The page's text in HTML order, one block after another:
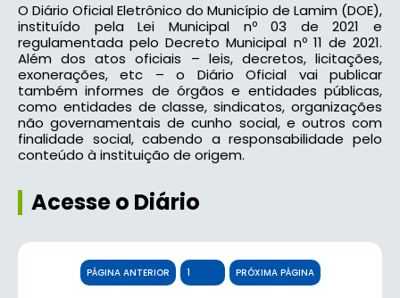
O Diário Oficial Eletrônico do Município de Lamim (DOE),
instituído pela Lei Municipal nº 03 de 2021 e
regulamentada pelo Decreto Municipal nº 11 de 2021.
Além dos atos oficiais – leis, decretos, licitações,
exonerações, etc – o Diário Oficial vai publicar
também informes de órgãos e entidades públicas,
como entidades de classe, sindicatos, organizações
não governamentais de cunho social, e outros com
finalidade social, cabendo a responsabilidade pelo
conteúdo à instituição de origem.
Acesse o Diário
PÁGINA ANTERIOR PRÓXIMA PÁGINA